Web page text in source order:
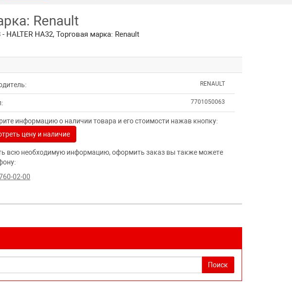
Renault
HALTER HA32, Торговая марка: Renault
RENAULT
7701050063
информацию о наличии товара и его стоимости нажав кнопку:
цену и наличие
всю необходимую информацию, оформить заказ вы также можете
02-00
Поиск